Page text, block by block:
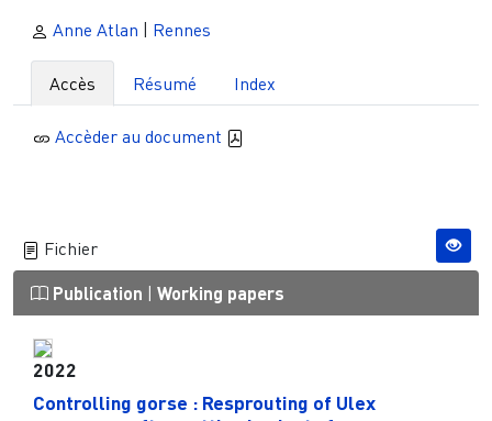
Anne Atlan Rennes
Accès Résumé Index
Accèder au document
Fichier
Publication Working papers
2022
Controlling gorse : Resprouting of Ulex